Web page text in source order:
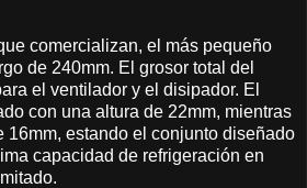
comercializan, el más pequeño
de 240mm. El grosor total del
el ventilador y el disipador. El
con una altura de 22mm, mientras
16mm, estando el conjunto diseñado
capacidad de refrigeración en